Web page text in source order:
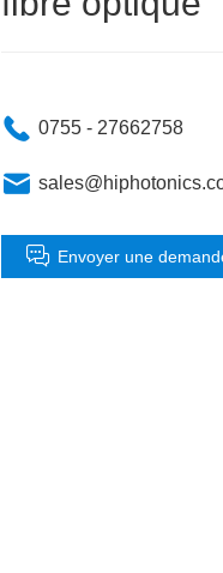
0755 - 27662758
Envoyer une